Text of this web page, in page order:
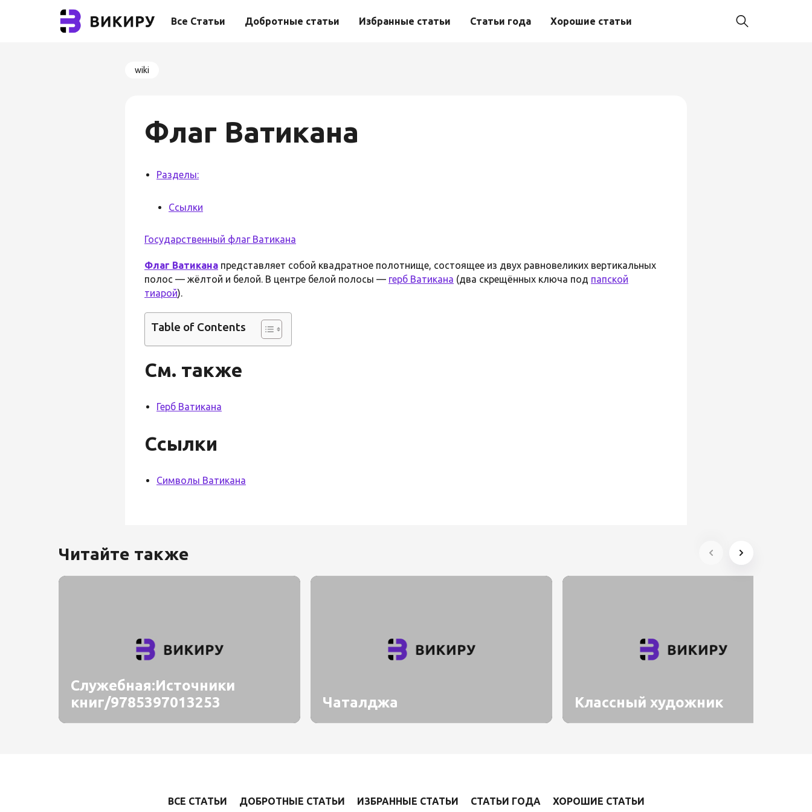
Все Статьи Добротные статьи Избранные статьи Статьи года Хорошие статьи
wiki
Флаг Ватикана
Разделы:
Ссылки
Государственный флаг Ватикана
Флаг Ватикана представляет собой квадратное полотнище, состоящее из двух равновеликих вертикальных
полос — жёлтой и белой. В центре белой полосы — герб Ватикана (два скрещённых ключа под папской
тиарой).
Table of Contents
См. также
Герб Ватикана
Ссылки
Символы Ватикана
Читайте также
Служебная:Источники
книг/9785397013253
Чаталджа Классный художник
ВСЕ СТАТЬИ ДОБРОТНЫЕ СТАТЬИ ИЗБРАННЫЕ СТАТЬИ СТАТЬИ ГОДА ХОРОШИЕ СТАТЬИ